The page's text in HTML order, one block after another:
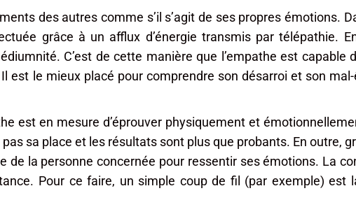
des autres comme s’il s’agit de ses propres émotions.
grâce à un afflux d’énergie transmis par télépathie.
C’est de cette manière que l’empathe est capable
le mieux placé pour comprendre son désarroi et son
est en mesure d’éprouver physiquement et
sa place et les résultats sont plus que probants. En outre,
de la personne concernée pour ressentir ses émotions. La
Pour ce faire, un simple coup de fil (par exemple) est